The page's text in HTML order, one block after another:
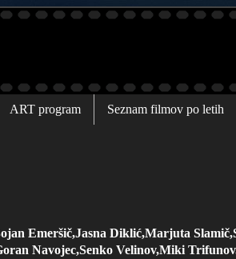
ART program Seznam filmov po letih
Emeršič,Jasna Diklić,Marjuta
Navojec,Senko Velinov,Miki